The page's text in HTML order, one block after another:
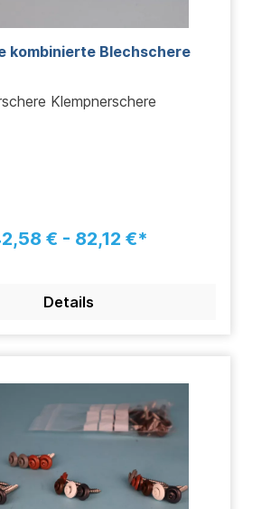
kombinierte Blechschere
Klempnerschere
€ - 82,12 €*
Details